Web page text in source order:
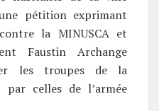
pétition exprimant
la MINUSCA et
Faustin Archange
les troupes de la
celles de l’armée